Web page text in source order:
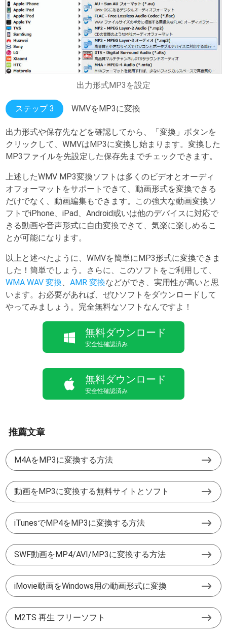
出力形式MP3を設定
ステップ 3 WMVをMP3に変換
出力形式や保存先などを確認してから、「変換」ボタンを
クリックして、WMVはMP3に変換し始まります。変換した
MP3ファイルを先設定した保存先までチェックできます。
上述したWMV MP3変換ソフトは多くのビデオとオーディ
オフォーマットをサポートできて、動画形式を変換できる
だけでなく、動画編集もできます。この強大な動画変換ソ
フトでiPhone、iPad、Android或いは他のデバイスに対応で
きる動画や音声形式に自由変換できて、気楽に楽しめるこ
とが可能になります。
以上と述べたように、WMVを簡単にMP3形式に変換できま
した！簡単でしょう。さらに、このソフトをご利用して、
WMA WAV 変換、AMR 変換などができ、実用性が高いと思
います。お必要があれば、ぜひソフトをダウンロードして
やってみましょう。完全無料なソフトなんですよ！
無料ダウンロード
安全性確認済み
無料ダウンロード
安全性確認済み
推薦文章
M4AをMP3に変換する方法
動画をMP3に変換する無料サイトとソフト
iTunesでMP4をMP3に変換する方法
SWF動画をMP4/AVI/MP3に変換する方法
iMovie動画をWindows用の動画形式に変換
M2TS 再生 フリーソフト